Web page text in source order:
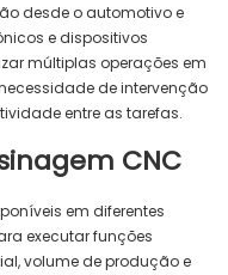
desde o automotivo e
e dispositivos
múltiplas operações em
de intervenção
entre as tarefas.
CNC
em diferentes
executar funções
volume de produção e